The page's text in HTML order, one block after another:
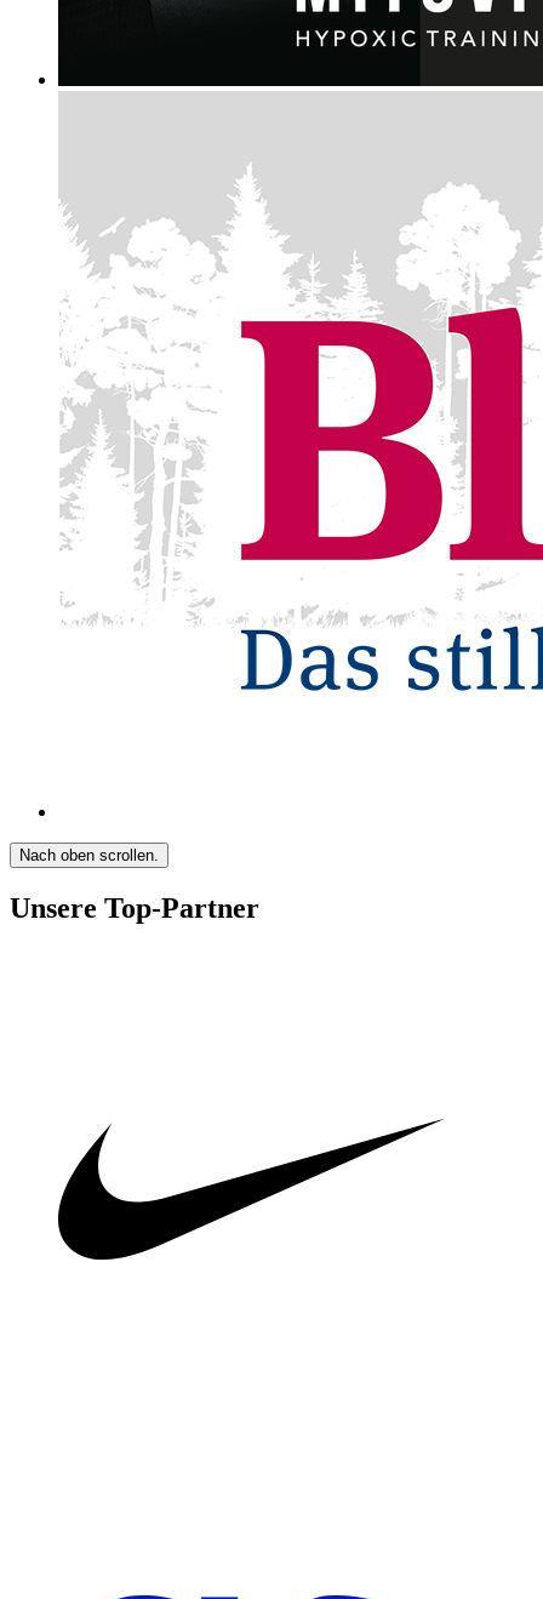
Nach oben scrollen.
Unsere Top-Partner